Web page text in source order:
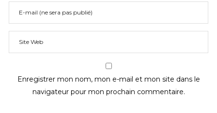
Enregistrer mon nom, mon e-mail et mon site dans le
navigateur pour mon prochain commentaire.